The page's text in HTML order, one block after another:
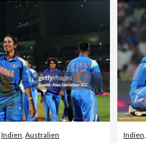
Indien, Australien Indien,